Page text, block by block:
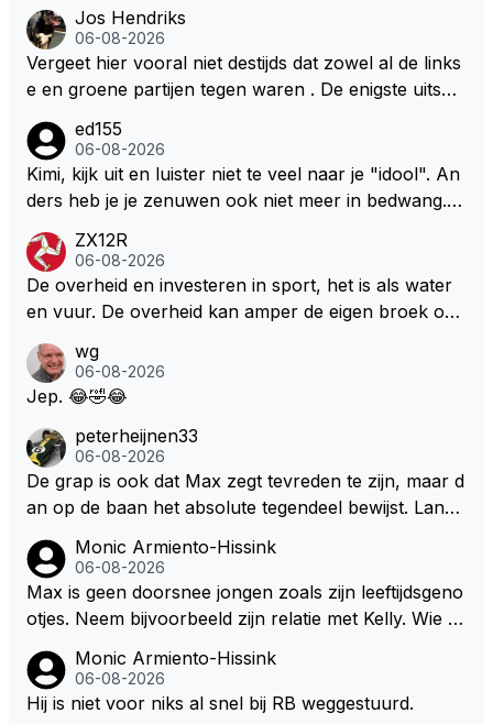
Jos Hendriks
06-08-2026
Vergeet hier vooral niet destijds dat zowel al de links
e en groene partijen tegen waren . De enigste uitspr
over dan kunnen ze hun eigen uitlaat gassen inade
men maar niet wetende was dat de F1 motor schone
r is dan een normale auto. Dus denk echt niet dat de
ters zullen steunen laat staan om een euro in het cir
cuit Zandvoort te steken
ed155
06-08-2026
Kimi, kijk uit en luister niet te veel naar je "idool". An
ders heb je je zenuwen ook niet meer in bedwang. Zi
Marquez/Jos ? Veel gezelliger
ZX12R
06-08-2026
De overheid en investeren in sport, het is als water
en vuur. De overheid kan amper de eigen broek oph
s. Je kunt de Staat het best vergelijken met de sherif
f van Nottinghem (Robin Hood) welk achter de bom
m/haar van zijn laatste zuurverdiende stuiver te ber
oven. De Staat heeft nooit ooit maar een stuiver in Z
andvoort willen investeren en dat zal ook nooit gebe
uren. Afdragen van BTW gelden en vergunningen bi
j dergelijke sportievefestiviteiten MOET je dan weer
wel afstaan, de parasiet.
wg
06-08-2026
Jep. 😂🤣😂
peterheijnen33
06-08-2026
De grap is ook dat Max zegt tevreden te zijn, maar d
an op de baan het absolute tegendeel bewijst. Lando
dan eigenlijk niet echt zien. ;)
Monic Armiento-Hissink
06-08-2026
Max is geen doorsnee jongen zoals zijn leeftijdsgeno
otjes. Neem bijvoorbeeld zijn relatie met Kelly. Wie g
artjes ouder is en al een kleine heeft van een voorm
alig RB-lid op de leeftijd van 23 jaar? Hij doet dingen
Monic Armiento-Hissink
06-08-2026
Hij is niet voor niks al snel bij RB weggestuurd.